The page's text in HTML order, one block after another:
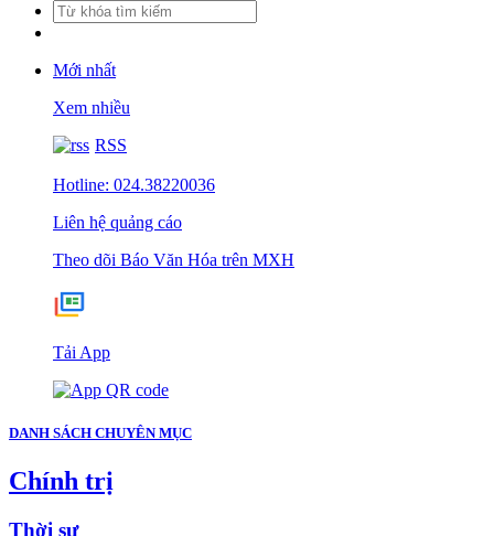
Mới nhất
Xem nhiều
RSS
Hotline: 024.38220036
Liên hệ quảng cáo
Theo dõi Báo Văn Hóa trên MXH
Tải App
DANH SÁCH CHUYÊN MỤC
Chính trị
Thời sự